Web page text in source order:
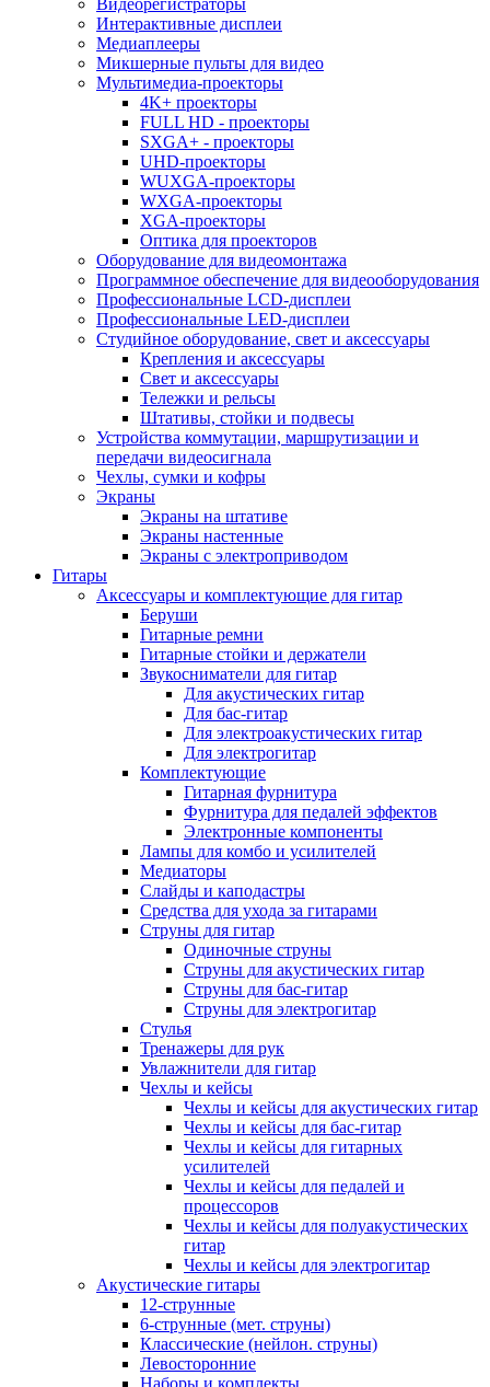
Видеорегистраторы
Интерактивные дисплеи
Медиаплееры
Микшерные пульты для видео
Мультимедиа-проекторы
4K+ проекторы
FULL HD - проекторы
SXGA+ - проекторы
UHD-проекторы
WUXGA-проекторы
WXGA-проекторы
XGA-проекторы
Оптика для проекторов
Оборудование для видеомонтажа
Программное обеспечение для видеооборудования
Профессиональные LCD-дисплеи
Профессиональные LED-дисплеи
Студийное оборудование, свет и аксессуары
Крепления и аксессуары
Свет и аксессуары
Тележки и рельсы
Штативы, стойки и подвесы
Устройства коммутации, маршрутизации и
передачи видеосигнала
Чехлы, сумки и кофры
Экраны
Экраны на штативе
Экраны настенные
Экраны с электроприводом
Гитары
Аксессуары и комплектующие для гитар
Беруши
Гитарные ремни
Гитарные стойки и держатели
Звукосниматели для гитар
Для акустических гитар
Для бас-гитар
Для электроакустических гитар
Для электрогитар
Комплектующие
Гитарная фурнитура
Фурнитура для педалей эффектов
Электронные компоненты
Лампы для комбо и усилителей
Медиаторы
Слайды и каподастры
Средства для ухода за гитарами
Струны для гитар
Одиночные струны
Струны для акустических гитар
Струны для бас-гитар
Струны для электрогитар
Стулья
Тренажеры для рук
Увлажнители для гитар
Чехлы и кейсы
Чехлы и кейсы для акустических гитар
Чехлы и кейсы для бас-гитар
Чехлы и кейсы для гитарных
усилителей
Чехлы и кейсы для педалей и
процессоров
Чехлы и кейсы для полуакустических
гитар
Чехлы и кейсы для электрогитар
Акустические гитары
12-струнные
6-струнные (мет. струны)
Классические (нейлон. струны)
Левосторонние
Наборы и комплекты